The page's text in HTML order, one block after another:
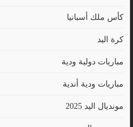
كأس ملك أسبانيا
كرة اليد
مباريات دولية ودية
مباريات ودية أندية
مونديال اليد 2025